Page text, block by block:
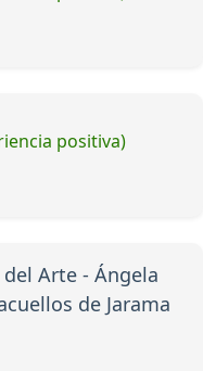
positiva)
Arte - Ángela
de Jarama